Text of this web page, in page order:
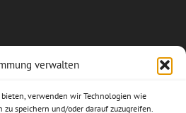
verwalten
verwenden wir Technologien wie
speichern und/oder darauf zuzugreifen.